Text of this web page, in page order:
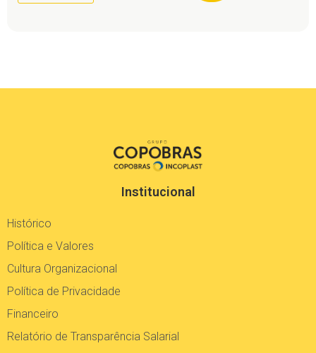
Institucional
Histórico
Política e Valores
Cultura Organizacional
Política de Privacidade
Financeiro
Relatório de Transparência Salarial